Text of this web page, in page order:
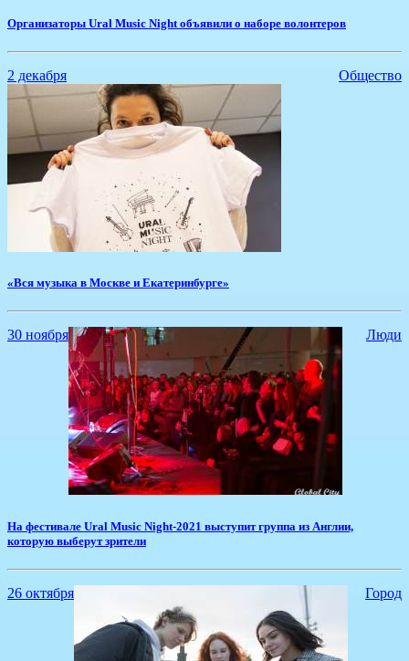
Организаторы Ural Music Night объявили о наборе волонтеров
2 декабря Общество
«Вся музыка в Москве и Екатеринбурге»
30 ноября Люди
​На фестивале Ural Music Night-2021 выступит группа из Англии,
которую выберут зрители
26 октября Город